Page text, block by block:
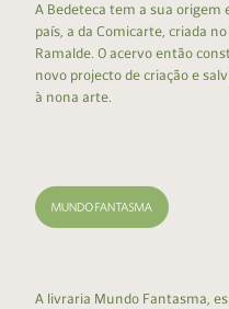
A Bedeteca tem a sua origem
país, a da Comicarte, criada
Ramalde. O acervo então
novo projecto de criação e
à nona arte.
A livraria Mundo Fantasma,